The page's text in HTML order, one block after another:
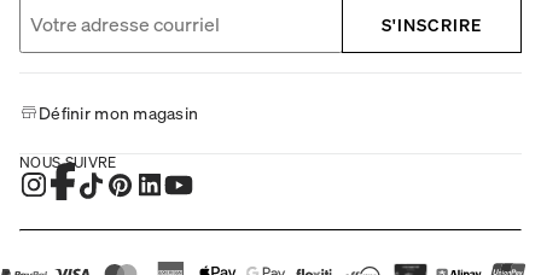
S'INSCRIRE
Définir mon magasin
NOUS SUIVRE